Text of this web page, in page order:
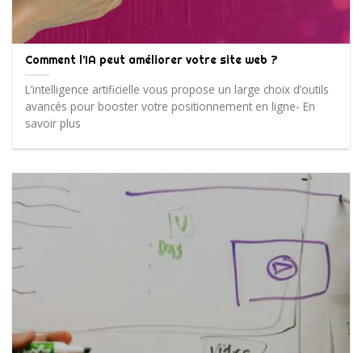
Comment l’IA peut améliorer votre site web ?
L’intelligence artificielle vous propose un large choix d’outils
avancés pour booster votre positionnement en ligne- En
savoir plus